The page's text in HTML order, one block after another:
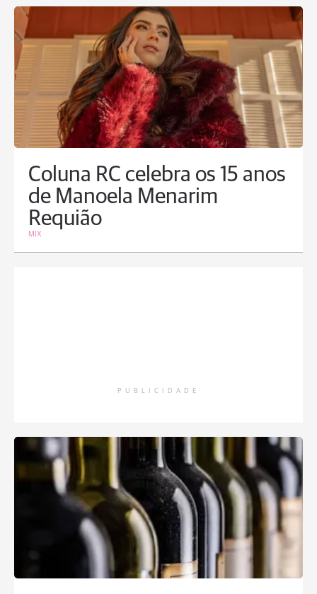
Coluna RC celebra os 15 anos
de Manoela Menarim
Requião
MIX
PUBLICIDADE